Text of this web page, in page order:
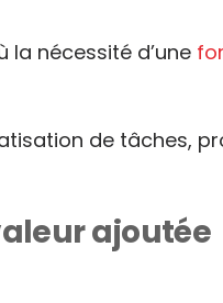
la nécessité d’une
de tâches,
ajoutée